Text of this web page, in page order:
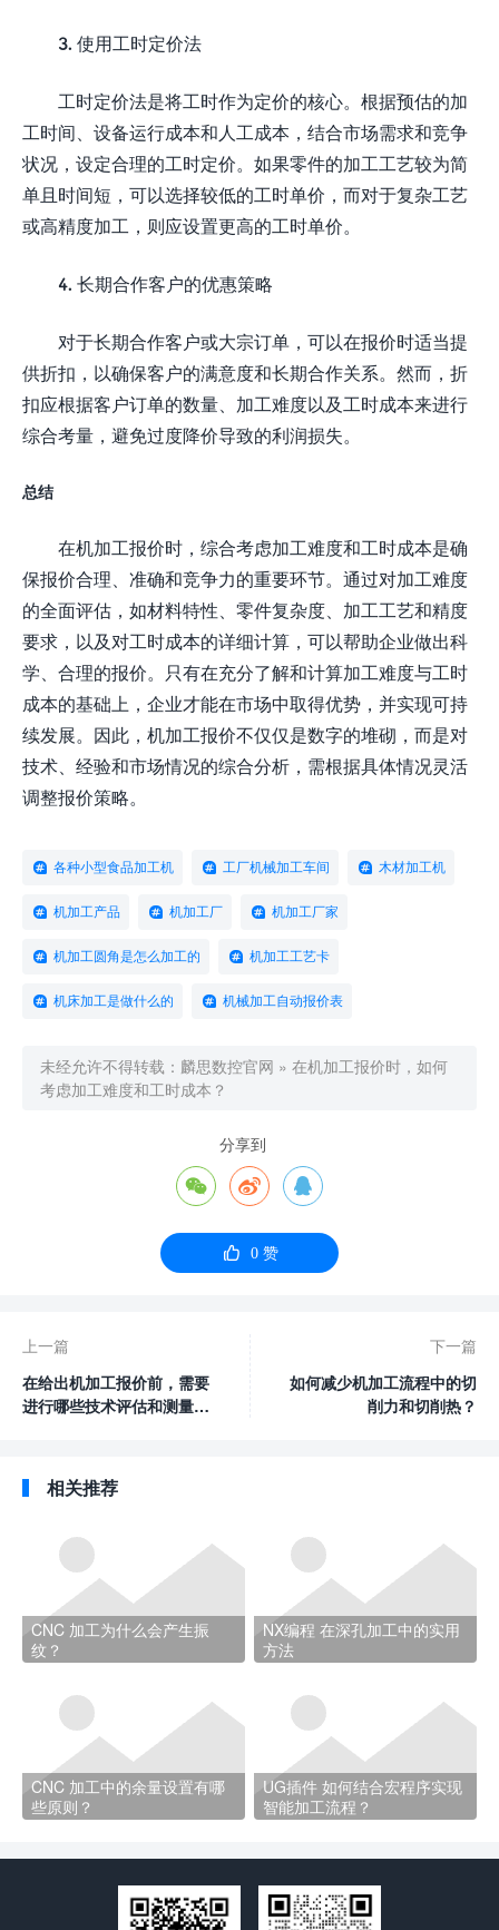
3. 使用工时定价法
工时定价法是将工时作为定价的核心。根据预估的加
工时间、设备运行成本和人工成本，结合市场需求和竞争
状况，设定合理的工时定价。如果零件的加工工艺较为简
单且时间短，可以选择较低的工时单价，而对于复杂工艺
或高精度加工，则应设置更高的工时单价。
4. 长期合作客户的优惠策略
对于长期合作客户或大宗订单，可以在报价时适当提
供折扣，以确保客户的满意度和长期合作关系。然而，折
扣应根据客户订单的数量、加工难度以及工时成本来进行
综合考量，避免过度降价导致的利润损失。
总结
在机加工报价时，综合考虑加工难度和工时成本是确
保报价合理、准确和竞争力的重要环节。通过对加工难度
的全面评估，如材料特性、零件复杂度、加工工艺和精度
要求，以及对工时成本的详细计算，可以帮助企业做出科
学、合理的报价。只有在充分了解和计算加工难度与工时
成本的基础上，企业才能在市场中取得优势，并实现可持
续发展。因此，机加工报价不仅仅是数字的堆砌，而是对
技术、经验和市场情况的综合分析，需根据具体情况灵活
调整报价策略。
各种小型食品加工机 工厂机械加工车间 木材加工机
机加工产品 机加工厂 机加工厂家
机加工圆角是怎么加工的 机加工工艺卡
机床加工是做什么的 机械加工自动报价表
未经允许不得转载： 麟思数控官网 » 在机加工报价时，如何
考虑加工难度和工时成本？
分享到
  
 0赞
上一篇
在给出机加工报价前，需要
进行哪些技术评估和测量工
下一篇
如何减少机加工流程中的切
削力和切削热？
相关推荐
CNC 加工为什么会产生振
纹？
NX编程 在深孔加工中的实用
方法
CNC 加工中的余量设置有哪
些原则？
UG插件 如何结合宏程序实现
智能加工流程？